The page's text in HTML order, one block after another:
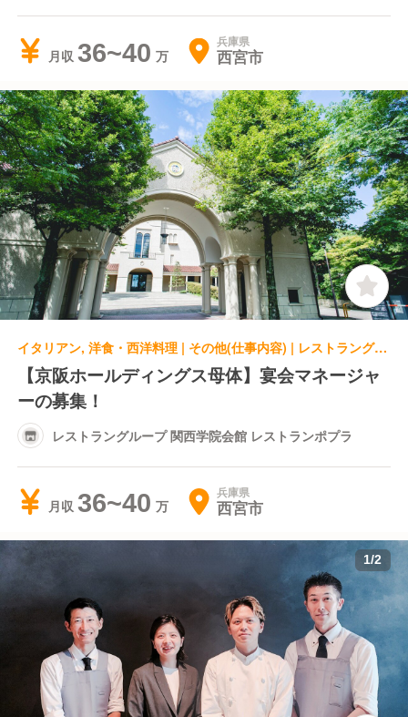
月収 36~40 兵庫県
西宮市
イタリアン, 洋食・西洋料理 | その他(仕事内容) | レストラングループ 関西学院会館 レストランポプラ
【京阪ホールディングス母体】宴会マネージャ
ーの募集！
レストラングループ 関西学院会館 レストランポプラ
月収 36~40 兵庫県
西宮市
1/2